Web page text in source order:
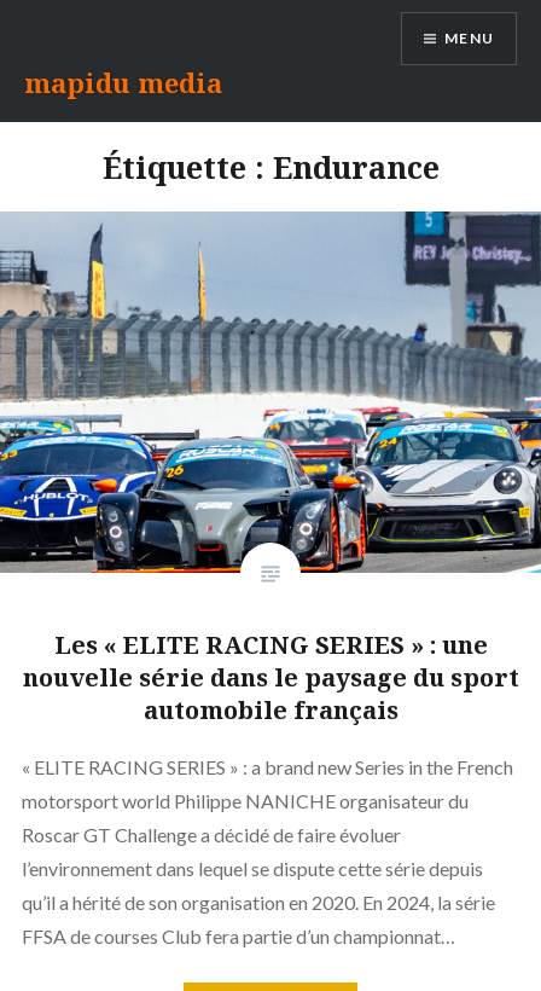
contenu
mapidu media
MENU
Étiquette : Endurance
Les « ELITE RACING SERIES » : une
nouvelle série dans le paysage du sport
automobile français
« ELITE RACING SERIES » : a brand new Series in the French
motorsport world Philippe NANICHE organisateur du
Roscar GT Challenge a décidé de faire évoluer
l’environnement dans lequel se dispute cette série depuis
qu’il a hérité de son organisation en 2020. En 2024, la série
FFSA de courses Club fera partie d’un championnat…